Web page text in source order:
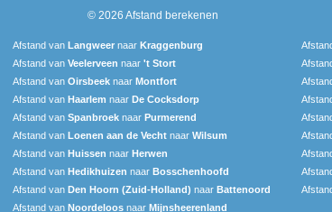
© 2026 Afstand berekenen
Afstand van Langweer‎ naar Kraggenburg
Afstand van Veelerveen naar 't Stort
Afstand van Oirsbeek naar Montfort
Afstand van Haarlem naar De Cocksdorp
Afstand van Spanbroek naar Purmerend
Afstand van Loenen aan de Vecht naar Wilsum
Afstand van Huissen naar Herwen
Afstand van Hedikhuizen naar Bosschenhoofd
Afstand van Den Hoorn (Zuid-Holland) naar Battenoord
Afstand van Noordeloos naar Mijnsheerenland